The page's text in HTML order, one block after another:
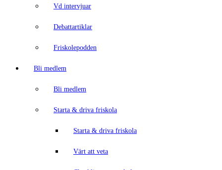
Vd intervjuar
Debattartiklar
Friskolepodden
Bli medlem
Bli medlem
Starta & driva friskola
Starta & driva friskola
Värt att veta